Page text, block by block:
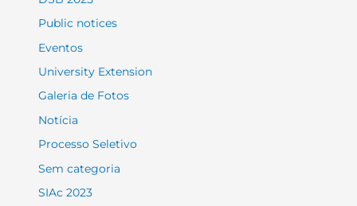
Public notices
Eventos
University Extension
Galeria de Fotos
Notícia
Processo Seletivo
Sem categoria
SIAc 2023